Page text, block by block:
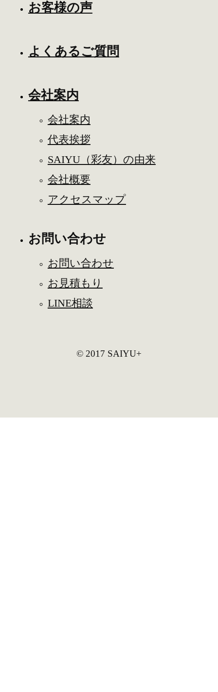
お客様の声
よくあるご質問
会社案内
会社案内
代表挨拶
SAIYU（彩友）の由来
会社概要
アクセスマップ
お問い合わせ
お問い合わせ
お見積もり
LINE相談
© 2017 SAIYU+